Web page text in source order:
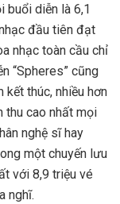
buổi diễn là 6,1
đầu tiên đạt
nhạc toàn cầu chỉ
“Spheres” cũng
thúc, nhiều hơn
thu cao nhất mọi
nghệ sĩ hay
một chuyến lưu
với 8,9 triệu vé
nghĩ.